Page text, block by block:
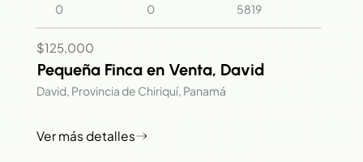
0 0 5819
$125,000
Pequeña Finca en Venta, David
David, Provincia de Chiriquí, Panamá